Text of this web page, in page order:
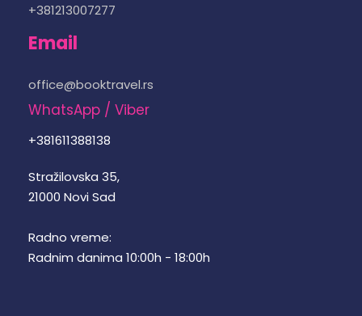
+381213007277
Email
office@booktravel.rs
WhatsApp / Viber
+381611388138
Stražilovska 35,
21000 Novi Sad
Radno vreme:
Radnim danima 10:00h - 18:00h